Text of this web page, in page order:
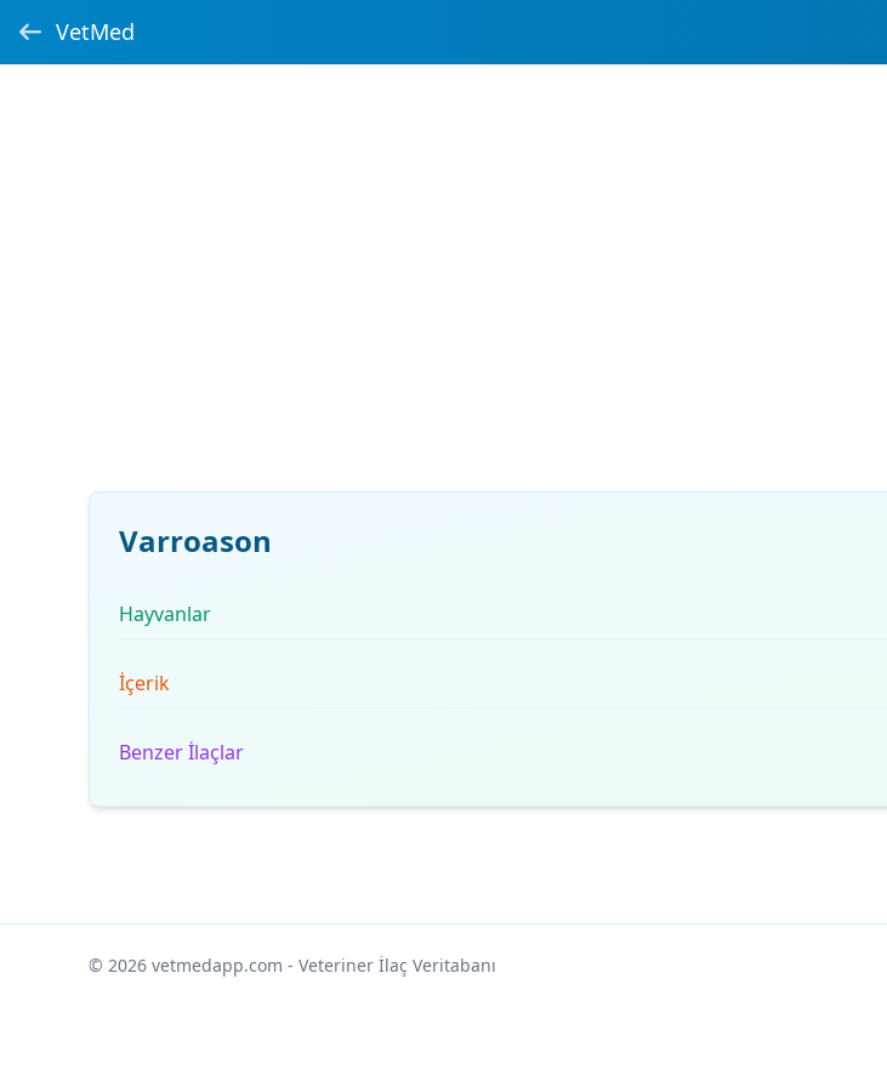
VetMed
Varroason
Hayvanlar
İçerik
Benzer İlaçlar
© 2026 vetmedapp.com - Veteriner İlaç Veritabanı